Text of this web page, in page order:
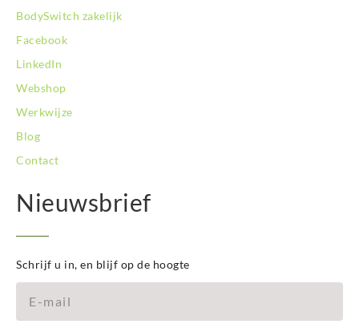
BodySwitch zakelijk
Facebook
LinkedIn
Webshop
Werkwijze
Blog
Contact
Nieuwsbrief
Schrijf u in, en blijf op de hoogte